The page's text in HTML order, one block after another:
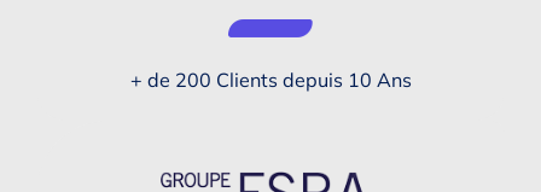
+ de 200 Clients depuis 10 Ans